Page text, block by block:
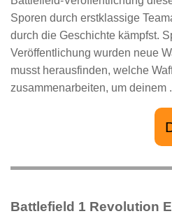
Sporen durch erstklassige
durch die Geschichte kämpfst.
Veröffentlichung wurden neue
musst herausfinden, welche
zusammenarbeiten, um deinem
Battlefield 1 Revolution